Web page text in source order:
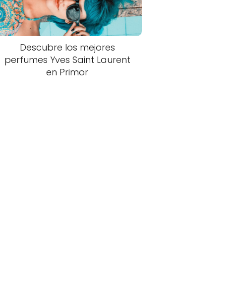
Descubre los mejores
perfumes Yves Saint Laurent
en Primor